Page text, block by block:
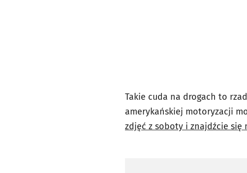
Takie cuda na drogach to
amerykańskiej motoryzacji
zdjęć z soboty i znajdźcie się